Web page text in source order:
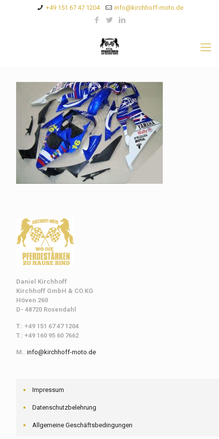
+49 151 67 47 1204 info@kirchhoff-moto.de
Daniel Kirchhoff
Kirchhoff GmbH & CO.KG
Höven 260
D- 48720 Rosendahl
T.: +49 151 67 47 1204
T.: +49 160 95 60 7662
M.: info@kirchhoff-moto.de
Impressum
Datenschutzbelehrung
Allgemeine Geschäftsbedingungen